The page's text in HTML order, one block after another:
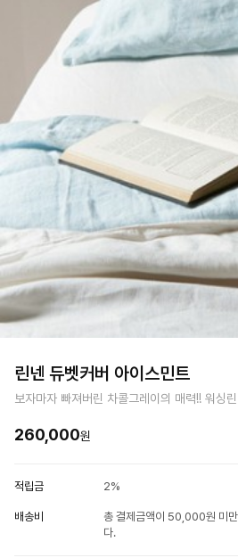
린넨 듀벳커버 아이스민트
보자마자 빠져버린 차콜그레이의 매력!! 워싱
260,000원
적립금 2%
배송비
총 결제금액이 50,000원 미
다.